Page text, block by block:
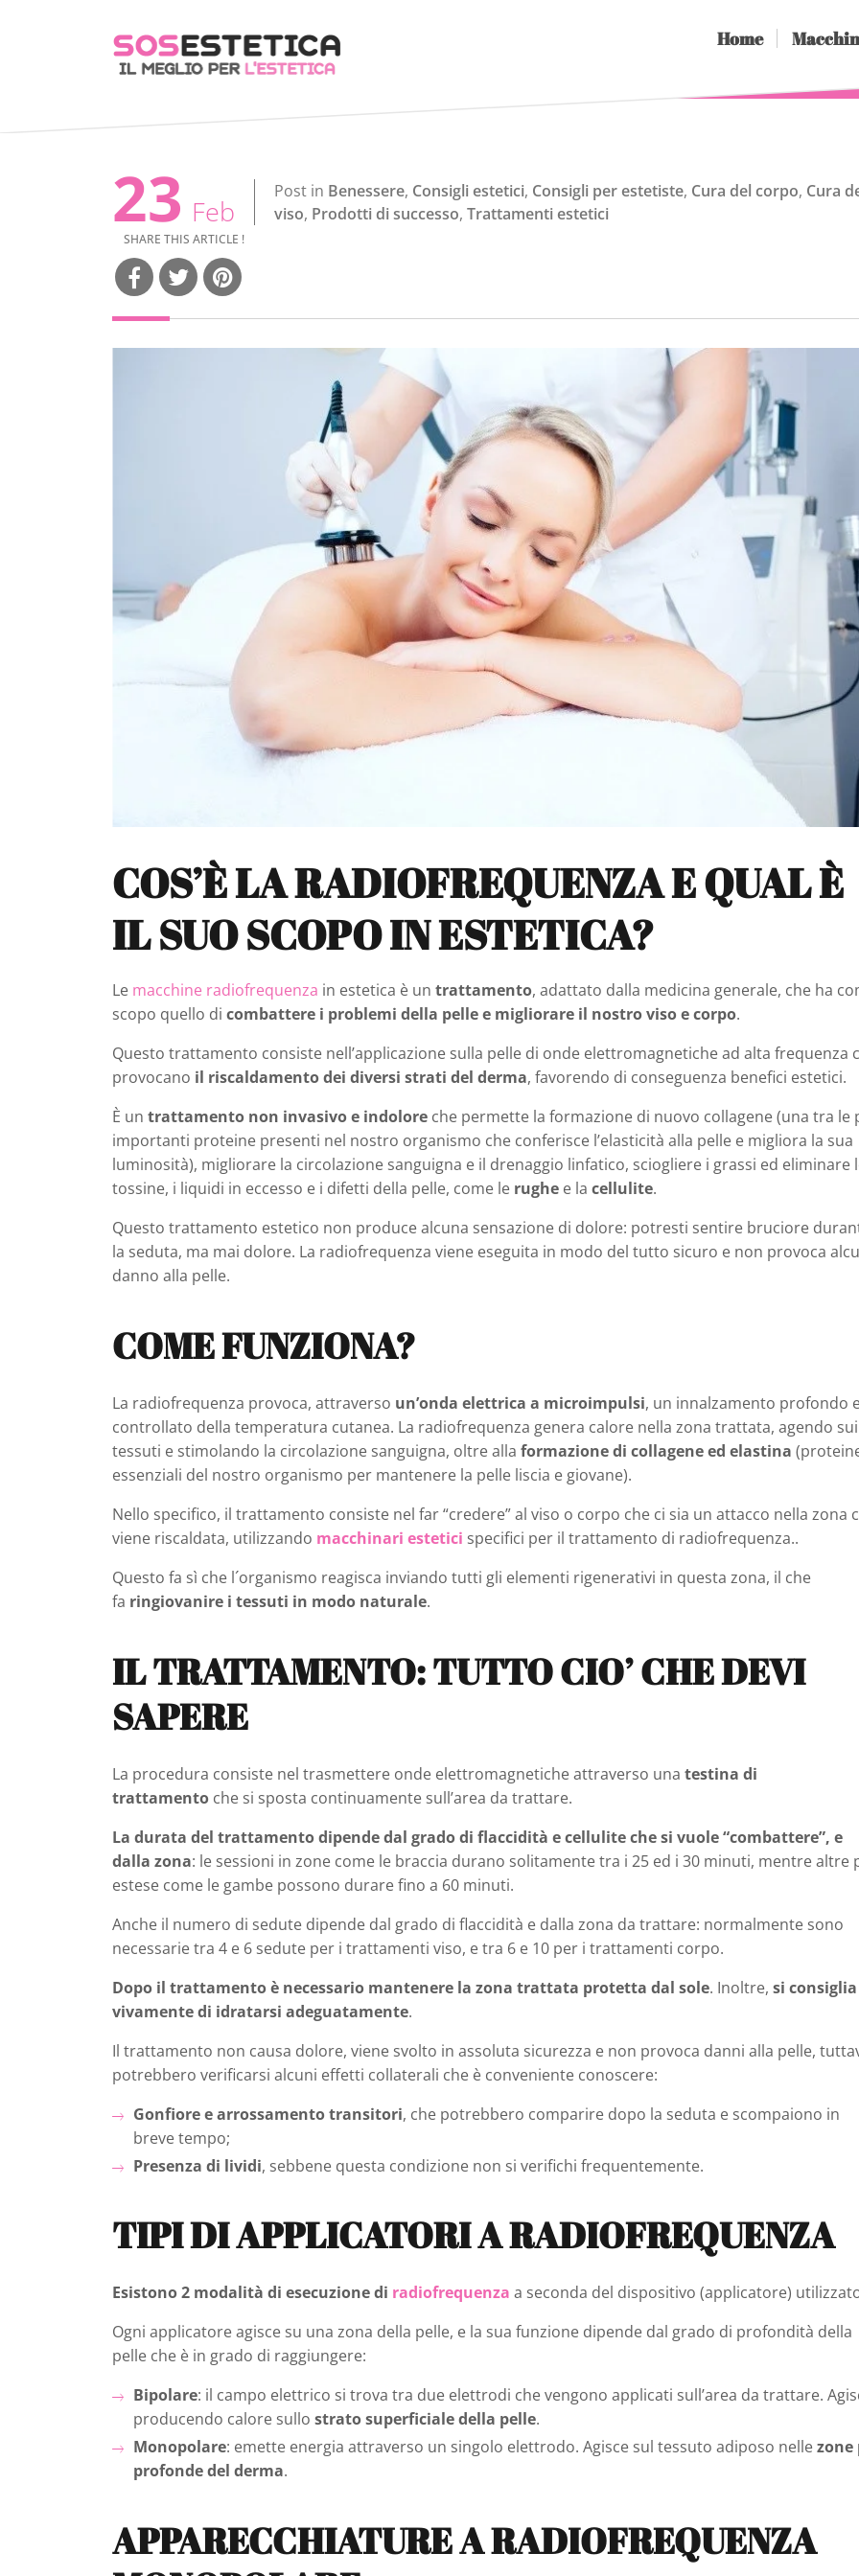
Home
23 Feb
Post in Benessere, Consigli estetici, Consigli per estetiste, Cura del corpo, Cura
viso, Prodotti di successo, Trattamenti estetici
SHARE THIS ARTICLE !
COS’È LA RADIOFREQUENZA E QUAL È
IL SUO SCOPO IN ESTETICA?
Le macchine radiofrequenza in estetica è un trattamento, adattato dalla medicina generale, che ha
scopo quello di combattere i problemi della pelle e migliorare il nostro viso e corpo.
Questo trattamento consiste nell’applicazione sulla pelle di onde elettromagnetiche ad alta frequenza
provocano il riscaldamento dei diversi strati del derma, favorendo di conseguenza benefici estetici.
È un trattamento non invasivo e indolore che permette la formazione di nuovo collagene (una tra le
importanti proteine presenti nel nostro organismo che conferisce l’elasticità alla pelle e migliora la sua
luminosità), migliorare la circolazione sanguigna e il drenaggio linfatico, sciogliere i grassi ed eliminare
tossine, i liquidi in eccesso e i difetti della pelle, come le rughe e la cellulite.
Questo trattamento estetico non produce alcuna sensazione di dolore: potresti sentire bruciore
la seduta, ma mai dolore. La radiofrequenza viene eseguita in modo del tutto sicuro e non provoca
danno alla pelle.
COME FUNZIONA?
La radiofrequenza provoca, attraverso un’onda elettrica a microimpulsi, un innalzamento profondo
controllato della temperatura cutanea. La radiofrequenza genera calore nella zona trattata, agendo sui
tessuti e stimolando la circolazione sanguigna, oltre alla formazione di collagene ed elastina
essenziali del nostro organismo per mantenere la pelle liscia e giovane).
Nello specifico, il trattamento consiste nel far “credere” al viso o corpo che ci sia un attacco nella zona
viene riscaldata, utilizzando macchinari estetici specifici per il trattamento di radiofrequenza..
Questo fa sì che l´organismo reagisca inviando tutti gli elementi rigenerativi in ​​questa zona, il che
fa ringiovanire i tessuti in modo naturale.
IL TRATTAMENTO: TUTTO CIO’ CHE DEVI
SAPERE
La procedura consiste nel trasmettere onde elettromagnetiche attraverso una testina di
trattamento che si sposta continuamente sull’area da trattare.
La durata del trattamento dipende dal grado di flaccidità e cellulite che si vuole “combattere”, e
dalla zona: le sessioni in zone come le braccia durano solitamente tra i 25 ed i 30 minuti, mentre altre
estese come le gambe possono durare fino a 60 minuti.
Anche il numero di sedute dipende dal grado di flaccidità e dalla zona da trattare: normalmente sono
necessarie tra 4 e 6 sedute per i trattamenti viso, e tra 6 e 10 per i trattamenti corpo.
Dopo il trattamento è necessario mantenere la zona trattata protetta dal sole. Inoltre, si consiglia
vivamente di idratarsi adeguatamente.
Il trattamento non causa dolore, viene svolto in assoluta sicurezza e non provoca danni alla pelle,
potrebbero verificarsi alcuni effetti collaterali che è conveniente conoscere:
Gonfiore e arrossamento transitori, che potrebbero comparire dopo la seduta e scompaiono in
breve tempo;
Presenza di lividi, sebbene questa condizione non si verifichi frequentemente.
TIPI DI APPLICATORI A RADIOFREQUENZA
Esistono 2 modalità di esecuzione di radiofrequenza a seconda del dispositivo (applicatore)
Ogni applicatore agisce su una zona della pelle, e la sua funzione dipende dal grado di profondità della
pelle che è in grado di raggiungere:
Bipolare: il campo elettrico si trova tra due elettrodi che vengono applicati sull’area da trattare.
producendo calore sullostrato superficiale della pelle.
Monopolare: emette energia attraverso un singolo elettrodo. Agisce sul tessuto adiposo nellezone
profonde del derma.
APPARECCHIATURE A RADIOFREQUENZA